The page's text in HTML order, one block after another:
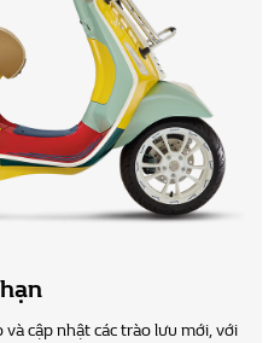
cập nhật các trào lưu mới, với